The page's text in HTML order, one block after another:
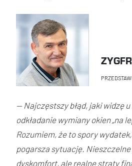
— Najczęstszy błąd, jaki widzę
odkładanie wymiany okien „na
Rozumiem, że to spory
pogarsza sytuację.
dyskomfort, ale realne straty